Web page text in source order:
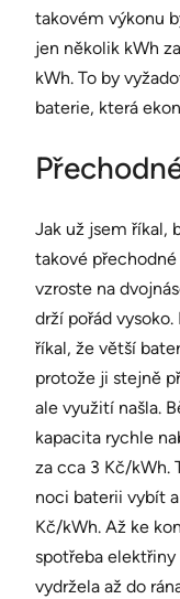
takovém výkonu
jen několik kWh
kWh. To by
baterie, která
Jak už jsem říkal,
takové
vzroste na
drží pořád
říkal, že větší
protože ji stejně
ale využití našla.
kapacita rychle
za cca 3 Kč/kWh.
noci baterii vybít
Kč/kWh. Až ke
spotřeba
vydržela až do